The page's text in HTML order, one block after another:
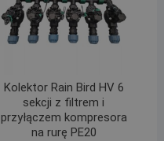
Kolektor Rain Bird HV 6
sekcji z filtrem i
przyłączem kompresora
na rurę PE20